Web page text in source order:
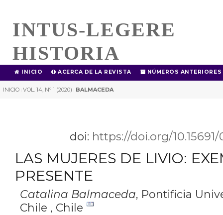
INTUS-LEGERE
HISTORIA
INICIO ACERCA DE LA REVISTA NÚMEROS ANTERIORES
INICIO | VOL. 14, Nº 1 (2020) | BALMACEDA
doi: https://doi.org/
LAS MUJERES DE LIVIO:
PRESENTE
Catalina Balmaceda, Pontificia
Chile , Chile